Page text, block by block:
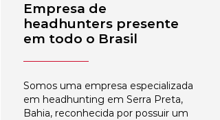
Empresa de
headhunters presente
em todo o Brasil
Somos uma empresa especializada
em headhunting em Serra Preta,
Bahia, reconhecida por possuir um